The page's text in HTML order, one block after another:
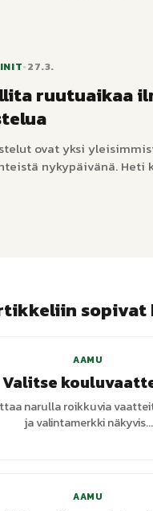
mikä
•27.3.
ruutuaikaa
ovat yksi
nykypäivänä. Heti
lapsellesi, milloin
AAMU
Valitse
narulla roikkuvia
ja valintamerkki näkyvis...
AAMU